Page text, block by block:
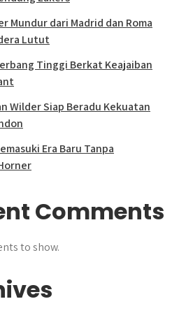
Mundur dari Madrid dan Roma
Lutut
Tinggi Berkat Keajaiban
Wilder Siap Beradu Kekuatan
Era Baru Tanpa
Comments
to show.